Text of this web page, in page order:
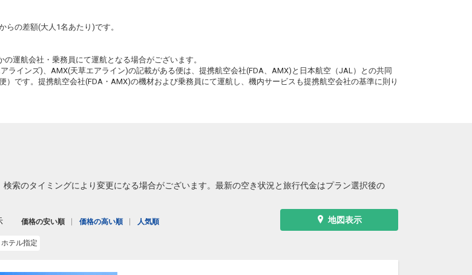
らの差額(大人1名あたり)です。
の運航会社・乗務員にて運航となる場合がございます。
アラインズ)、AMX(天草エアライン)の記載がある便は、提携航空会社(FDA、AMX)と日本航空（JAL）との共同
）です。提携航空会社(FDA・AMX)の機材および乗務員にて運航し、機内サービスも提携航空会社の基準に則り
索のタイミングにより変更になる場合がございます。最新の空き状況と旅行代金はプラン選択後の
地図表示
ホテル指定
価格の安い順 価格の高い順 人気順